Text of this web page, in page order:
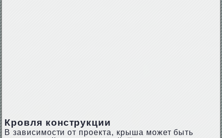
Кровля конструкции
В зависимости от проекта, крыша может быть